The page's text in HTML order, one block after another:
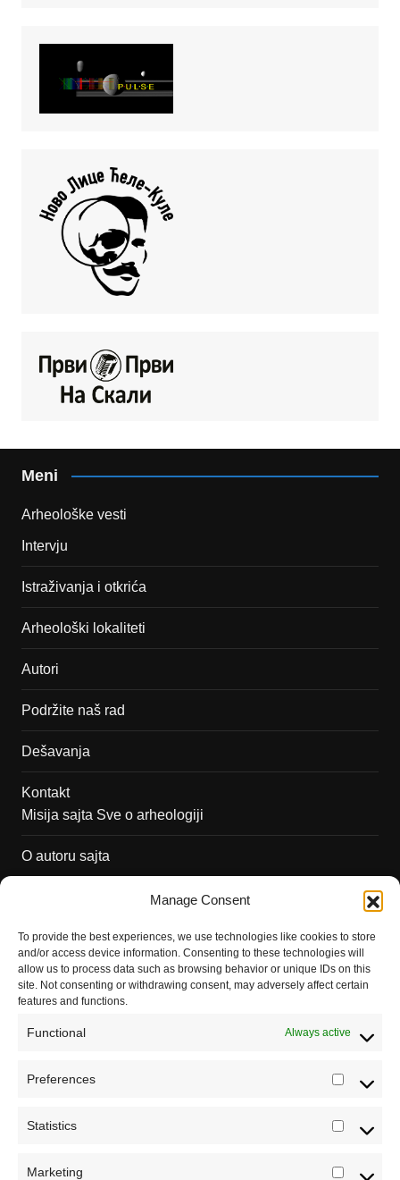
Manage Consent
To provide the best experiences, we use technologies like cookies to store
and/or access device information. Consenting to these technologies will
allow us to process data such as browsing behavior or unique IDs on this
site. Not consenting or withdrawing consent, may adversely affect certain
features and functions.
Functional Always active
Preferences
Statistics
Marketing
Meni
Arheološke vesti
Intervju
Istraživanja i otkrića
Arheološki lokaliteti
Autori
Podržite naš rad
Dešavanja
Kontakt
Misija sajta Sve o arheologiji
O autoru sajta
Saradnja